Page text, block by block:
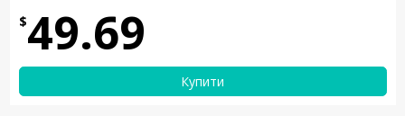
$49.69
Купити